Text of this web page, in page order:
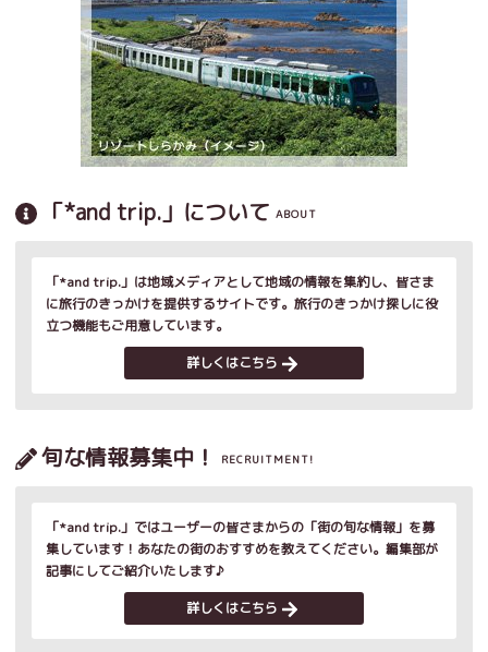
「*and trip.」について ABOUT
「*and trip.」は地域メディアとして地域の情報を集約し、皆さま
に旅行のきっかけを提供するサイトです。旅行のきっかけ探しに役
立つ機能もご用意しています。
詳しくはこちら
旬な情報募集中！ RECRUITMENT!
「*and trip.」ではユーザーの皆さまからの「街の旬な情報」を募
集しています！あなたの街のおすすめを教えてください。編集部が
記事にしてご紹介いたします♪
詳しくはこちら